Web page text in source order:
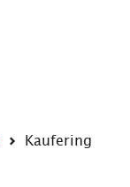
Kaufering